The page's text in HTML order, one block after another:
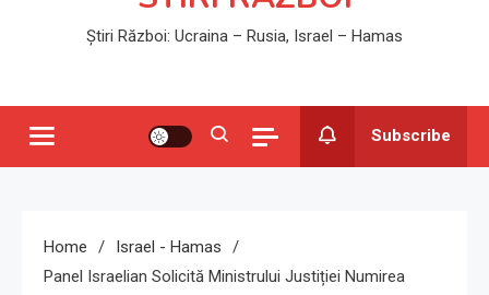
Știri Război: Ucraina – Rusia, Israel – Hamas
Subscribe
Home
Israel - Hamas
Panel Israelian Solicită Ministrului Justiției Numirea